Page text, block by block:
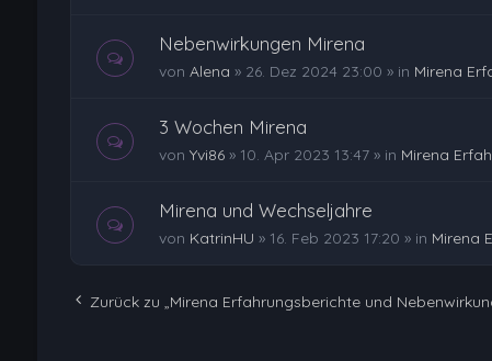
Nebenwirkungen Mirena
von Alena » 26. Dez 2024 23:00 » in Mirena
3 Wochen Mirena
von Yvi86» 10. Apr 2023 13:47» in Mirena
Mirena und Wechseljahre
von KatrinHU » 16. Feb 2023 17:20 » in Mirena
Zurück zu „Mirena Erfahrungsberichte und